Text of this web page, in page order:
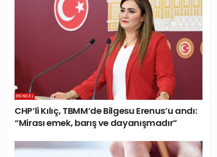
GÜNCEL
CHP’li Kılıç, TBMM’de Bilgesu Erenus’u andı:
“Mirası emek, barış ve dayanışmadır”